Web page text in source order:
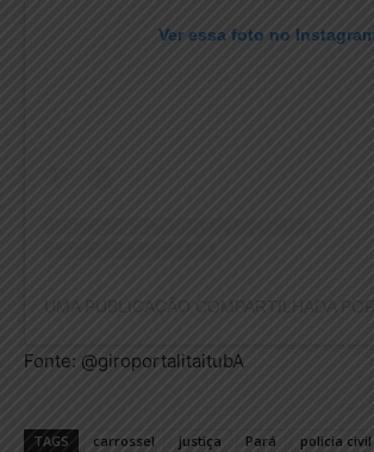
Ver essa foto no
Fonte: @giroportalitaitubA
TAGS carrossel justiça Pará policia civil